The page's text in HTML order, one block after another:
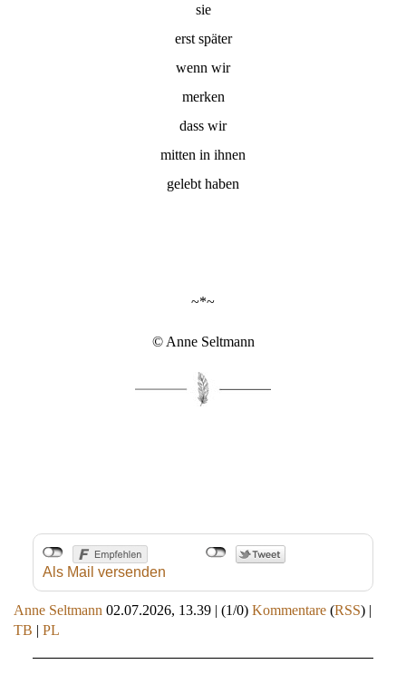
sie
erst später
wenn wir
merken
dass wir
mitten in ihnen
gelebt haben
~*~
© Anne Seltmann
Als Mail versenden
Anne Seltmann 02.07.2026, 13.39 | (1/0) Kommentare (RSS) |
TB | PL